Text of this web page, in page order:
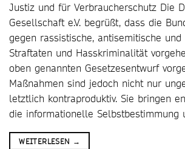
Justiz und für Verbraucherschutz Die
Gesellschaft e.V. begrüßt, dass die
gegen rassistische, antisemitische
Straftaten und Hasskriminalität
oben genannten Gesetzesentwurf
Maßnahmen sind jedoch nicht nur
letztlich kontraproduktiv. Sie bringen
die informationelle
WEITERLESEN →